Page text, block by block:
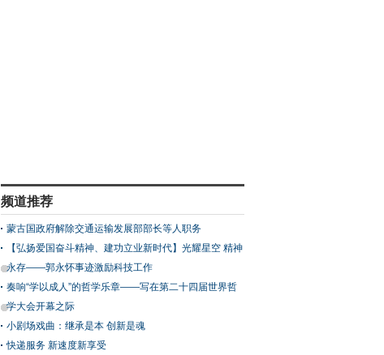
频道推荐
蒙古国政府解除交通运输发展部部长等人职务
【弘扬爱国奋斗精神、建功立业新时代】光耀星空 精神
永存——郭永怀事迹激励科技工作
奏响“学以成人”的哲学乐章——写在第二十四届世界哲
学大会开幕之际
小剧场戏曲：继承是本 创新是魂
快递服务 新速度新享受